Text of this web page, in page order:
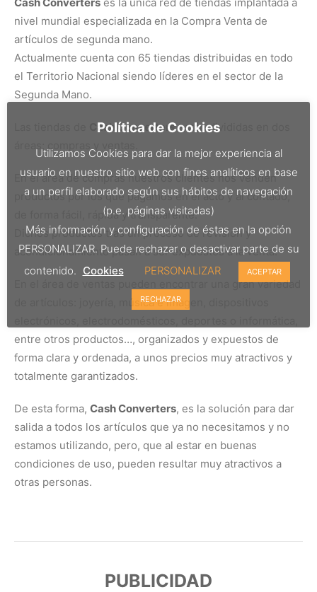
nivel mundial especializada en la Compra Venta de
artículos de segunda mano.
Actualmente cuenta con 65 tiendas distribuidas en todo
el Territorio Nacional siendo líderes en el sector de la
Segunda Mano.
Cash Convertersestán divididas en dos
En el área de compras nuestros clientes nos venden
productos por los que pagamos en el acto y al contado,
de forma fácil, rápida y transparente.
Dichos productos tras un proceso de revisión y
acondicionamiento pasan a ser expuestos a la venta.
En el área de ventas pueden encontrar una gran variedad
de artículos: joyería, música e imagen, dispositivos
entre otros productos…, organizados y expuestos de
forma clara y ordenada, a unos precios muy atractivos y
totalmente garantizados.
De esta forma, Cash Converters, es la solución para dar
salida a todos los artículos que ya no necesitamos y no
estamos utilizando, pero, que al estar en buenas
condiciones de uso, pueden resultar muy atractivos a
otras personas.
PUBLICIDAD
Política de Cookies
Utilizamos Cookies para dar la mejor experiencia al
usuario en nuestro sitio web con fines analíticos en base
a un perfil elaborado según sus hábitos de navegación
(p.e. páginas visitadas)
Más información y configuración de éstas en la opción
PERSONALIZAR. Puede rechazar o desactivar parte de su
contenido. Cookies PERSONALIZAR ACEPTAR
RECHAZAR